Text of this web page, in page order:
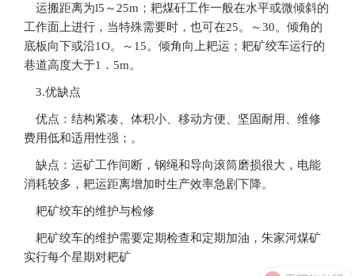
运搬距离为l5～25m；耙煤矸工作一般在水平或微倾斜的
工作面上进行，当特殊需要时，也可在25。～30。倾角的
底板向下或沿1O。～15。倾角向上耙运；耙矿绞车运行的
巷道高度大于1．5m。
3.优缺点
优点：结构紧凑、体积小、移动方便、坚固耐用、维修
费用低和适用性强；。
缺点：运矿工作间断，钢绳和导向滚筒磨损很大，电能
消耗较多，耙运距离增加时生产效率急剧下降。
耙矿绞车的维护与检修
耙矿绞车的维护需要定期检查和定期加油，朱家河煤矿
实行每个星期对耙矿